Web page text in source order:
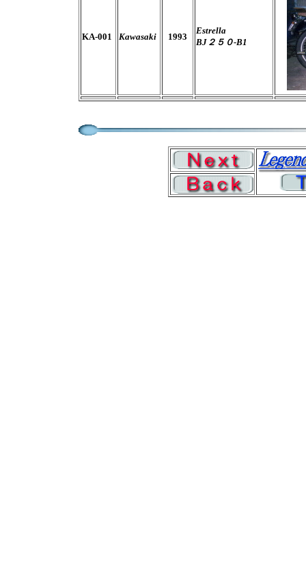
KA-001 Kawasaki 1993
Estrella
BJ２５０-B1